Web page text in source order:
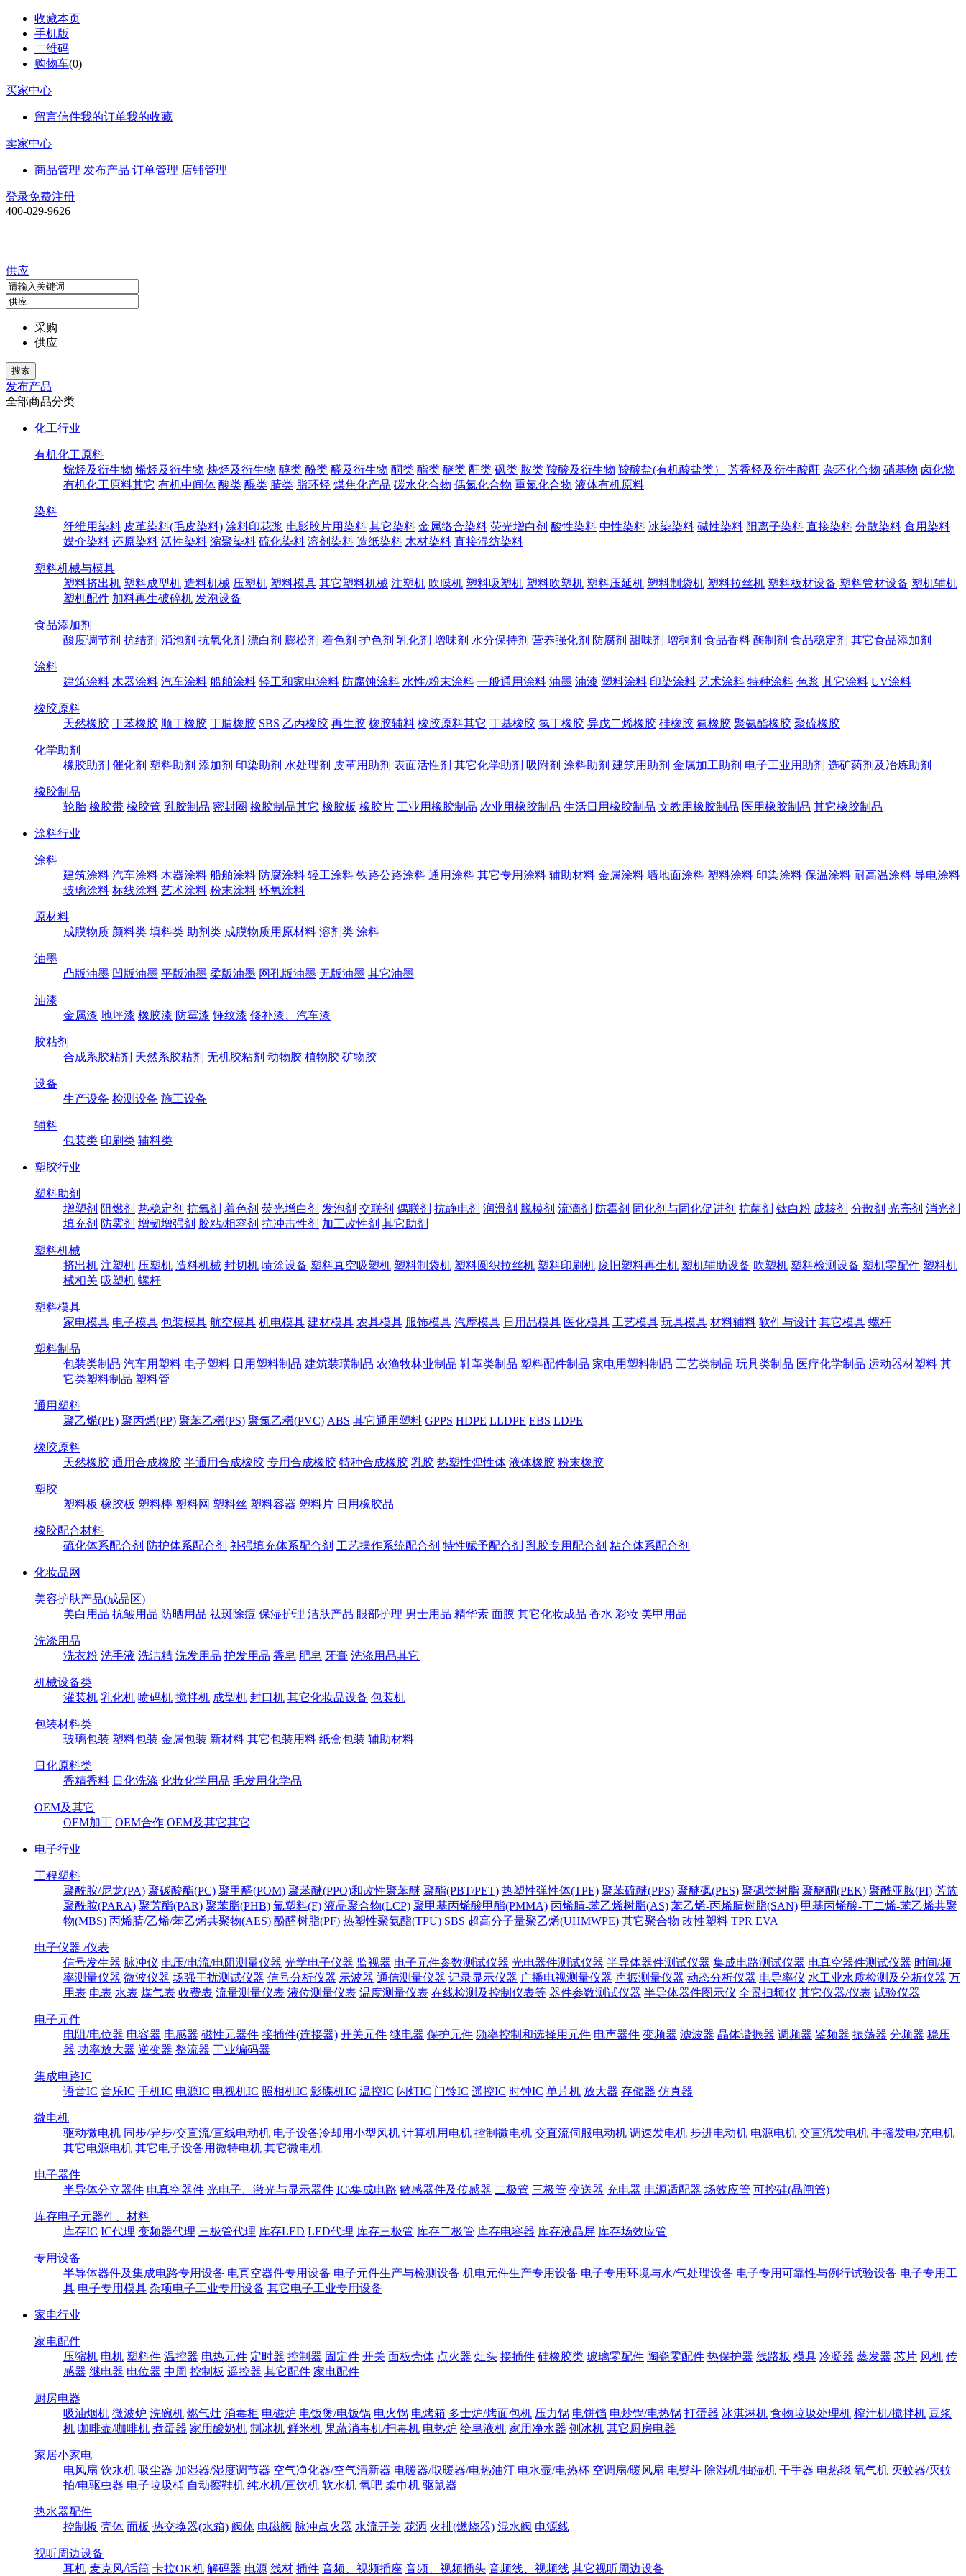
收藏本页
手机版
二维码
购物车(0)
买家中心
留言信件我的订单我的收藏
卖家中心
商品管理 发布产品 订单管理 店铺管理
登录免费注册
400-029-9626
供应
采购
供应
发布产品
全部商品分类
化工行业
有机化工原料
烷烃及衍生物 烯烃及衍生物 炔烃及衍生物 醇类 酚类 醛及衍生物 酮类 酯类 醚类 酐类 砜类 胺类 羧酸及衍生物 羧酸盐(有机酸盐类） 芳香烃及衍生酸酐 杂环化合物 硝基物 卤化物
有机化工原料其它 有机中间体 酸类 醌类 腈类 脂环烃 煤焦化产品 碳水化合物 偶氮化合物 重氮化合物 液体有机原料
染料
纤维用染料 皮革染料(毛皮染料) 涂料印花浆 电影胶片用染料 其它染料 金属络合染料 荧光增白剂 酸性染料 中性染料 冰染染料 碱性染料 阳离子染料 直接染料 分散染料 食用染料
媒介染料 还原染料 活性染料 缩聚染料 硫化染料 溶剂染料 造纸染料 木材染料 直接混纺染料
塑料机械与模具
塑料挤出机 塑料成型机 造料机械 压塑机 塑料模具 其它塑料机械 注塑机 吹膜机 塑料吸塑机 塑料吹塑机 塑料压延机 塑料制袋机 塑料拉丝机 塑料板材设备 塑料管材设备 塑机辅机
塑机配件 加料再生破碎机 发泡设备
食品添加剂
酸度调节剂 抗结剂 消泡剂 抗氧化剂 漂白剂 膨松剂 着色剂 护色剂 乳化剂 增味剂 水分保持剂 营养强化剂 防腐剂 甜味剂 增稠剂 食品香料 酶制剂 食品稳定剂 其它食品添加剂
涂料
建筑涂料 木器涂料 汽车涂料 船舶涂料 轻工和家电涂料 防腐蚀涂料 水性/粉末涂料 一般通用涂料 油墨 油漆 塑料涂料 印染涂料 艺术涂料 特种涂料 色浆 其它涂料 UV涂料
橡胶原料
天然橡胶 丁苯橡胶 顺丁橡胶 丁腈橡胶 SBS 乙丙橡胶 再生胶 橡胶辅料 橡胶原料其它 丁基橡胶 氯丁橡胶 异戊二烯橡胶 硅橡胶 氟橡胶 聚氨酯橡胶 聚硫橡胶
化学助剂
橡胶助剂 催化剂 塑料助剂 添加剂 印染助剂 水处理剂 皮革用助剂 表面活性剂 其它化学助剂 吸附剂 涂料助剂 建筑用助剂 金属加工助剂 电子工业用助剂 选矿药剂及冶炼助剂
橡胶制品
轮胎 橡胶带 橡胶管 乳胶制品 密封圈 橡胶制品其它 橡胶板 橡胶片 工业用橡胶制品 农业用橡胶制品 生活日用橡胶制品 文教用橡胶制品 医用橡胶制品 其它橡胶制品
涂料行业
涂料
建筑涂料 汽车涂料 木器涂料 船舶涂料 防腐涂料 轻工涂料 铁路公路涂料 通用涂料 其它专用涂料 辅助材料 金属涂料 墙地面涂料 塑料涂料 印染涂料 保温涂料 耐高温涂料 导电涂料
玻璃涂料 标线涂料 艺术涂料 粉末涂料 环氧涂料
原材料
成膜物质 颜料类 填料类 助剂类 成膜物质用原材料 溶剂类 涂料
油墨
凸版油墨 凹版油墨 平版油墨 柔版油墨 网孔版油墨 无版油墨 其它油墨
油漆
金属漆 地坪漆 橡胶漆 防霉漆 锤纹漆 修补漆、汽车漆
胶粘剂
合成系胶粘剂 天然系胶粘剂 无机胶粘剂 动物胶 植物胶 矿物胶
设备
生产设备 检测设备 施工设备
辅料
包装类 印刷类 辅料类
塑胶行业
塑料助剂
增塑剂 阻燃剂 热稳定剂 抗氧剂 着色剂 荧光增白剂 发泡剂 交联剂 偶联剂 抗静电剂 润滑剂 脱模剂 流滴剂 防霉剂 固化剂与固化促进剂 抗菌剂 钛白粉 成核剂 分散剂 光亮剂 消光剂
填充剂 防雾剂 增韧增强剂 胶粘/相容剂 抗冲击性剂 加工改性剂 其它助剂
塑料机械
挤出机 注塑机 压塑机 造料机械 封切机 喷涂设备 塑料真空吸塑机 塑料制袋机 塑料圆织拉丝机 塑料印刷机 废旧塑料再生机 塑机辅助设备 吹塑机 塑料检测设备 塑机零配件 塑料机
械相关 吸塑机 螺杆
塑料模具
家电模具 电子模具 包装模具 航空模具 机电模具 建材模具 农具模具 服饰模具 汽摩模具 日用品模具 医化模具 工艺模具 玩具模具 材料辅料 软件与设计 其它模具 螺杆
塑料制品
包装类制品 汽车用塑料 电子塑料 日用塑料制品 建筑装璜制品 农渔牧林业制品 鞋革类制品 塑料配件制品 家电用塑料制品 工艺类制品 玩具类制品 医疗化学制品 运动器材塑料 其
它类塑料制品 塑料管
通用塑料
聚乙烯(PE) 聚丙烯(PP) 聚苯乙稀(PS) 聚氯乙稀(PVC) ABS 其它通用塑料 GPPS HDPE LLDPE EBS LDPE
橡胶原料
天然橡胶 通用合成橡胶 半通用合成橡胶 专用合成橡胶 特种合成橡胶 乳胶 热塑性弹性体 液体橡胶 粉末橡胶
塑胶
塑料板 橡胶板 塑料棒 塑料网 塑料丝 塑料容器 塑料片 日用橡胶品
橡胶配合材料
硫化体系配合剂 防护体系配合剂 补强填充体系配合剂 工艺操作系统配合剂 特性赋予配合剂 乳胶专用配合剂 粘合体系配合剂
化妆品网
美容护肤产品(成品区)
美白用品 抗皱用品 防晒用品 祛斑除痘 保湿护理 洁肤产品 眼部护理 男士用品 精华素 面膜 其它化妆成品 香水 彩妆 美甲用品
洗涤用品
洗衣粉 洗手液 洗洁精 洗发用品 护发用品 香皂 肥皂 牙膏 洗涤用品其它
机械设备类
灌装机 乳化机 喷码机 搅拌机 成型机 封口机 其它化妆品设备 包装机
包装材料类
玻璃包装 塑料包装 金属包装 新材料 其它包装用料 纸盒包装 辅助材料
日化原料类
香精香料 日化洗涤 化妆化学用品 毛发用化学品
OEM及其它
OEM加工 OEM合作 OEM及其它其它
电子行业
工程塑料
聚酰胺/尼龙(PA) 聚碳酸酯(PC) 聚甲醛(POM) 聚苯醚(PPO)和改性聚苯醚 聚酯(PBT/PET) 热塑性弹性体(TPE) 聚苯硫醚(PPS) 聚醚砜(PES) 聚砜类树脂 聚醚酮(PEK) 聚酰亚胺(PI) 芳族
聚酰胺(PARA) 聚芳酯(PAR) 聚苯脂(PHB) 氟塑料(F) 液晶聚合物(LCP) 聚甲基丙烯酸甲酯(PMMA) 丙烯腈-苯乙烯树脂(AS) 苯乙烯-丙烯腈树脂(SAN) 甲基丙烯酸-丁二烯-苯乙烯共聚
物(MBS) 丙烯腈/乙烯/苯乙烯共聚物(AES) 酚醛树脂(PF) 热塑性聚氨酯(TPU) SBS 超高分子量聚乙烯(UHMWPE) 其它聚合物 改性塑料 TPR EVA
电子仪器 /仪表
信号发生器 脉冲仪 电压/电流/电阻测量仪器 光学电子仪器 监视器 电子元件参数测试仪器 光电器件测试仪器 半导体器件测试仪器 集成电路测试仪器 电真空器件测试仪器 时间/频
率测量仪器 微波仪器 场强干扰测试仪器 信号分析仪器 示波器 通信测量仪器 记录显示仪器 广播电视测量仪器 声振测量仪器 动态分析仪器 电导率仪 水工业水质检测及分析仪器 万
用表 电表 水表 煤气表 收费表 流量测量仪表 液位测量仪表 温度测量仪表 在线检测及控制仪表等 器件参数测试仪器 半导体器件图示仪 全景扫频仪 其它仪器/仪表 试验仪器
电子元件
电阻/电位器 电容器 电感器 磁性元器件 接插件(连接器) 开关元件 继电器 保护元件 频率控制和选择用元件 电声器件 变频器 滤波器 晶体谐振器 调频器 鉴频器 振荡器 分频器 稳压
器 功率放大器 逆变器 整流器 工业编码器
集成电路IC
语音IC 音乐IC 手机IC 电源IC 电视机IC 照相机IC 影碟机IC 温控IC 闪灯IC 门铃IC 遥控IC 时钟IC 单片机 放大器 存储器 仿真器
微电机
驱动微电机 同步/异步/交直流/直线电动机 电子设备冷却用小型风机 计算机用电机 控制微电机 交直流伺服电动机 调速发电机 步进电动机 电源电机 交直流发电机 手摇发电/充电机
其它电源电机 其它电子设备用微特电机 其它微电机
电子器件
半导体分立器件 电真空器件 光电子、激光与显示器件 IC\集成电路 敏感器件及传感器 二极管 三极管 变送器 充电器 电源适配器 场效应管 可控硅(晶闸管)
库存电子元器件、材料
库存IC IC代理 变频器代理 三极管代理 库存LED LED代理 库存三极管 库存二极管 库存电容器 库存液晶屏 库存场效应管
专用设备
半导体器件及集成电路专用设备 电真空器件专用设备 电子元件生产与检测设备 机电元件生产专用设备 电子专用环境与水/气处理设备 电子专用可靠性与例行试验设备 电子专用工
具 电子专用模具 杂项电子工业专用设备 其它电子工业专用设备
家电行业
家电配件
压缩机 电机 塑料件 温控器 电热元件 定时器 控制器 固定件 开关 面板壳体 点火器 灶头 接插件 硅橡胶类 玻璃零配件 陶瓷零配件 热保护器 线路板 模具 冷凝器 蒸发器 芯片 风机 传
感器 继电器 电位器 中周 控制板 遥控器 其它配件 家电配件
厨房电器
吸油烟机 微波炉 洗碗机 燃气灶 消毒柜 电磁炉 电饭煲/电饭锅 电火锅 电烤箱 多士炉/烤面包机 压力锅 电饼铛 电炒锅/电热锅 打蛋器 冰淇淋机 食物垃圾处理机 榨汁机/搅拌机 豆浆
机 咖啡壶/咖啡机 煮蛋器 家用酸奶机 制冰机 鲜米机 果蔬消毒机/扫毒机 电热炉 给皂液机 家用净水器 刨冰机 其它厨房电器
家居小家电
电风扇 饮水机 吸尘器 加湿器/湿度调节器 空气净化器/空气清新器 电暖器/取暖器/电热油汀 电水壶/电热杯 空调扇/暖风扇 电熨斗 除湿机/抽湿机 干手器 电热毯 氧气机 灭蚊器/灭蚊
拍/电驱虫器 电子垃圾桶 自动擦鞋机 纯水机/直饮机 软水机 氧吧 柔巾机 驱鼠器
热水器配件
控制板 壳体 面板 热交换器(水箱) 阀体 电磁阀 脉冲点火器 水流开关 花洒 火排(燃烧器) 混水阀 电源线
视听周边设备
耳机 麦克风/话筒 卡拉OK机 解码器 电源 线材 插件 音频、视频插座 音频、视频插头 音频线、视频线 其它视听周边设备